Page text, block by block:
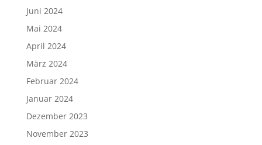
Juni 2024
Mai 2024
April 2024
März 2024
Februar 2024
Januar 2024
Dezember 2023
November 2023